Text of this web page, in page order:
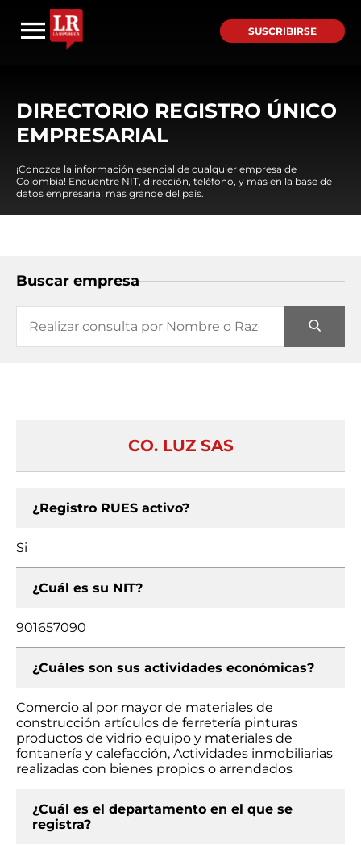
SUSCRIBIRSE
DIRECTORIO REGISTRO ÚNICO
EMPRESARIAL
¡Conozca la información esencial de cualquier empresa de
Colombia! Encuentre NIT, dirección, teléfono, y mas en la base de
datos empresarial mas grande del país.
Buscar empresa
CO. LUZ SAS
¿Registro RUES activo?
Si
¿Cuál es su NIT?
901657090
¿Cuáles son sus actividades económicas?
Comercio al por mayor de materiales de
construcción artículos de ferretería pinturas
productos de vidrio equipo y materiales de
fontanería y calefacción, Actividades inmobiliarias
realizadas con bienes propios o arrendados
¿Cuál es el departamento en el que se
registra?